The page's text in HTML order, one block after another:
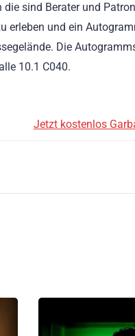
die sind Berater und
erleben und ein
Die
10.1 C040.
Jetzt kostenlos